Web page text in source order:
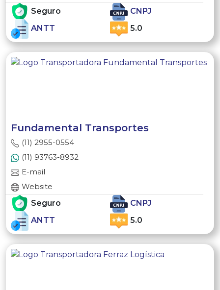
Seguro
CNPJ
ANTT
5.0
Fundamental Transportes
(11) 2955-0554
(11) 93763-8932
E-mail
Website
Seguro
CNPJ
ANTT
5.0